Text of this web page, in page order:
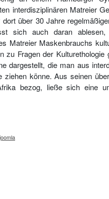
interdisziplinären Matreier
über 30 Jahre
sich auch daran
Matreier Maskenbrauchs
Fragen der
dargestellt, die man aus
ziehen könne. Aus seinen
bezog, ließe sich eine